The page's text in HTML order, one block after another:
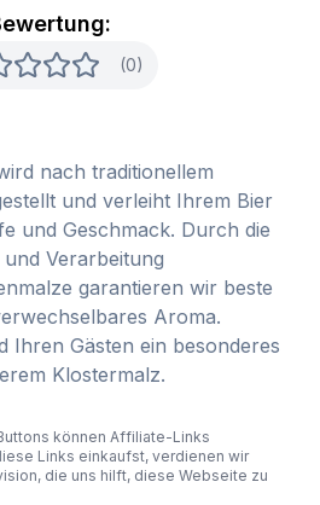
(0)
nach traditionellem
und verleiht Ihrem Bier
und Geschmack. Durch die
Verarbeitung
garantieren wir beste
Aroma.
Ihren Gästen ein besonderes
Klostermalz.
können Affiliate-Links
Links einkaufst, verdienen wir
die uns hilft, diese Webseite zu